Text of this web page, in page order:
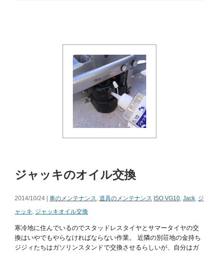
ジャッキのオイル交換
2014/10/24 | 車のメンテナンス, 道具のメンテナンス ISO VG10, Jack, ジ
ャッキ, ジャッキオイル交換
寒冷地に住んでいるのでスタッドレスタイヤとサマータイヤの交
換はいやでもやらなければならない作業。 近隣の別荘地の金持ち
ジジィたちはガソリンスタンドで交換させるらしいが、自分はガ